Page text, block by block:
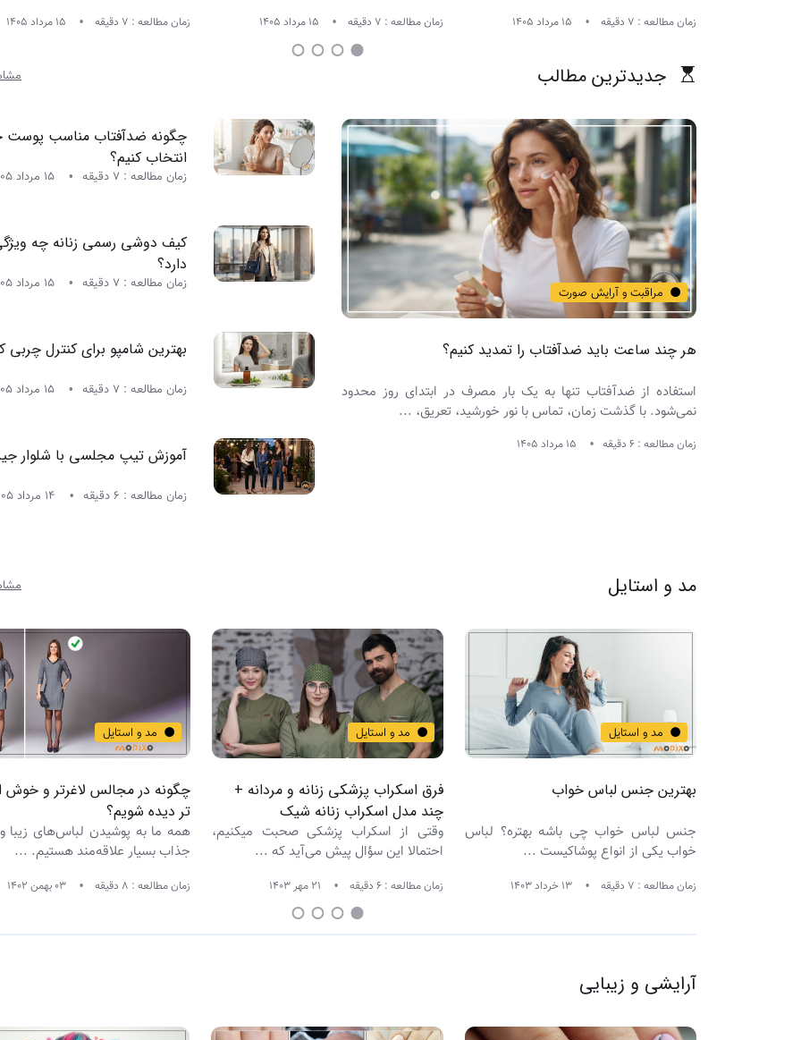
زمان مطالعه : 7 دقیقه زمان مطالعه : 7 دقیقه زمان مطالعه : 7 دقیقه
جدیدترین مطالب
مراقبت و آرایش صورت
هر چند ساعت باید ضدآفتاب را تمدید کنیم؟
استفاده از ضدآفتاب تنها به یک بار مصرف در ابتدای روز محدود
نمی‌شود. با گذشت زمان، تماس با نور خورشید، تعریق، ...
زمان مطالعه : 6 دقیقه
چگونه ضدآفتاب مناسب پوست
انتخاب کنیم؟
زمان مطالعه : 7 دقیقه 15 مرداد 1405
کیف دوشی رسمی زنانه چه
دارد؟
زمان مطالعه : 7 دقیقه 15 مرداد 1405
بهترین شامپو برای کنترل
زمان مطالعه : 7 دقیقه 15 مرداد 1405
آموزش تیپ مجلسی با شلوار
زمان مطالعه : 6 دقیقه
مد و استایل
مد و استایل
بهترین جنس لباس خواب
جنس لباس خواب چی باشه بهتره؟ لباس
خواب یکی از انواع پوشاکیست ...
زمان مطالعه : 7 دقیقه 13 خرداد 1403
مد و استایل
فرق اسکراب پزشکی زنانه و مردانه +
چند مدل اسکراب زنانه شیک
وقتی از اسکراب پزشکی صحبت میکنیم،
احتمالا این سؤال پیش می‌آید که ...
زمان مطالعه : 6 دقیقه
مد و استایل
چگونه در مجالس لاغرتر و خوش
تر دیده شویم؟
همه ما به پوشیدن لباس‌های زیبا
جذاب بسیار علاقه‌مند هستیم. ...
زمان مطالعه : 8 دقیقه 03 بهمن 1402
آرایشی و زیبایی